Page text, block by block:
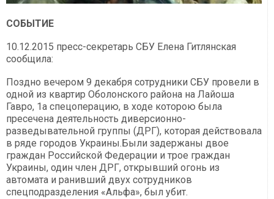
СОБЫТИЕ
10.12.2015 пресс-секретарь СБУ Елена Гитлянская
сообщила:
Поздно вечером 9 декабря сотрудники СБУ провели в
одной из квартир Оболонского района на Лайоша
Гавро, 1а спецоперацию, в ходе которою была
пресечена деятельность диверсионно-
разведывательной группы (ДРГ), которая действовала
в ряде городов Украины.Были задержаны двое
граждан Российской Федерации и трое граждан
Украины, один член ДРГ, открывший огонь из
автомата и ранивший двух сотрудников
спецподразделения «Альфа», был убит.